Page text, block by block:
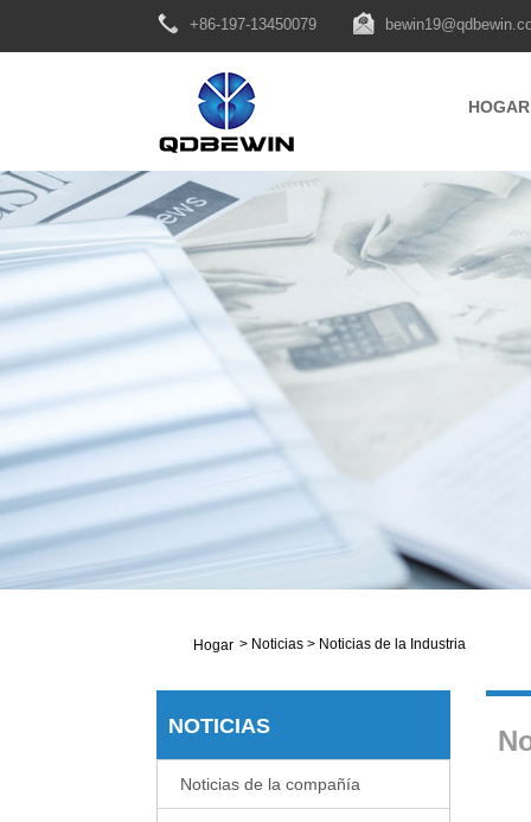
+86-197-13450079
HOGAR
Hogar > Noticias > Noticias de la Industria
NOTICIAS
Noticias de la compañía